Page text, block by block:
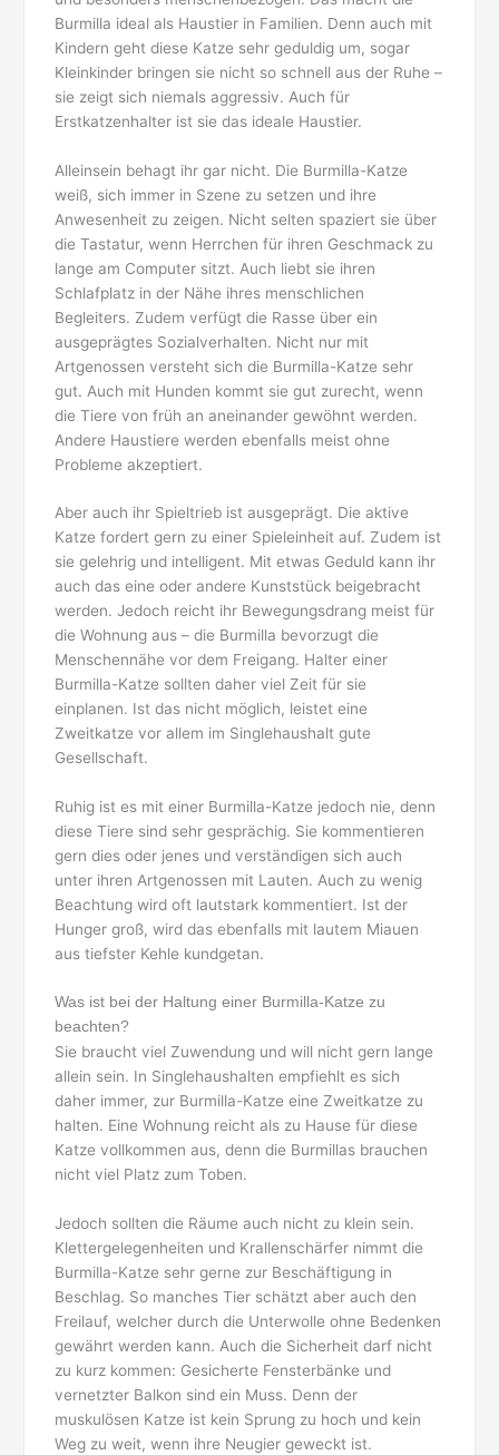
Burmilla ideal als Haustier in Familien. Denn auch mit
Kindern geht diese Katze sehr geduldig um, sogar
Kleinkinder bringen sie nicht so schnell aus der Ruhe –
sie zeigt sich niemals aggressiv. Auch für
Erstkatzenhalter ist sie das ideale Haustier.
Alleinsein behagt ihr gar nicht. Die Burmilla-Katze
weiß, sich immer in Szene zu setzen und ihre
Anwesenheit zu zeigen. Nicht selten spaziert sie über
die Tastatur, wenn Herrchen für ihren Geschmack zu
lange am Computer sitzt. Auch liebt sie ihren
Schlafplatz in der Nähe ihres menschlichen
Begleiters. Zudem verfügt die Rasse über ein
ausgeprägtes Sozialverhalten. Nicht nur mit
Artgenossen versteht sich die Burmilla-Katze sehr
gut. Auch mit Hunden kommt sie gut zurecht, wenn
die Tiere von früh an aneinander gewöhnt werden.
Andere Haustiere werden ebenfalls meist ohne
Probleme akzeptiert.
Aber auch ihr Spieltrieb ist ausgeprägt. Die aktive
Katze fordert gern zu einer Spieleinheit auf. Zudem ist
sie gelehrig und intelligent. Mit etwas Geduld kann ihr
auch das eine oder andere Kunststück beigebracht
werden. Jedoch reicht ihr Bewegungsdrang meist für
die Wohnung aus – die Burmilla bevorzugt die
Menschennähe vor dem Freigang. Halter einer
Burmilla-Katze sollten daher viel Zeit für sie
einplanen. Ist das nicht möglich, leistet eine
Zweitkatze vor allem im Singlehaushalt gute
Gesellschaft.
Ruhig ist es mit einer Burmilla-Katze jedoch nie, denn
diese Tiere sind sehr gesprächig. Sie kommentieren
gern dies oder jenes und verständigen sich auch
unter ihren Artgenossen mit Lauten. Auch zu wenig
Beachtung wird oft lautstark kommentiert. Ist der
Hunger groß, wird das ebenfalls mit lautem Miauen
aus tiefster Kehle kundgetan.
Was ist bei der Haltung einer Burmilla-Katze zu
beachten?
Sie braucht viel Zuwendung und will nicht gern lange
allein sein. In Singlehaushalten empfiehlt es sich
daher immer, zur Burmilla-Katze eine Zweitkatze zu
halten. Eine Wohnung reicht als zu Hause für diese
Katze vollkommen aus, denn die Burmillas brauchen
nicht viel Platz zum Toben.
Jedoch sollten die Räume auch nicht zu klein sein.
Klettergelegenheiten und Krallenschärfer nimmt die
Burmilla-Katze sehr gerne zur Beschäftigung in
Beschlag. So manches Tier schätzt aber auch den
Freilauf, welcher durch die Unterwolle ohne Bedenken
gewährt werden kann. Auch die Sicherheit darf nicht
zu kurz kommen: Gesicherte Fensterbänke und
vernetzter Balkon sind ein Muss. Denn der
muskulösen Katze ist kein Sprung zu hoch und kein
Weg zu weit, wenn ihre Neugier geweckt ist.